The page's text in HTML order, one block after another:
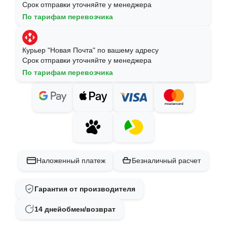
Срок отправки уточняйте у менеджера
По тарифам перевозчика
Курьер "Новая Почта" по вашему адресу
Срок отправки уточняйте у менеджера
По тарифам перевозчика
Наложенный платеж Безналичный расчет
Гарантия от производителя
14 днейобмен/возврат